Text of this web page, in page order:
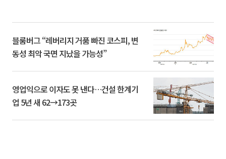
블룸버그 “레버리지 거품 빠진 코스피, 변
동성 최악 국면 지났을 가능성”
영업익으로 이자도 못 낸다…건설 한계기
업 5년 새 62→173곳